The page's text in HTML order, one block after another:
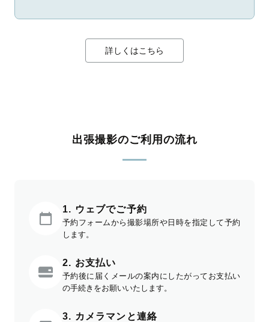
詳しくはこちら
出張撮影のご利用の流れ
1. ウェブでご予約
予約フォームから撮影場所や日時を指定して予約
します。
2. お支払い
予約後に届くメールの案内にしたがってお支払い
の手続きをお願いいたします。
3. カメラマンと連絡